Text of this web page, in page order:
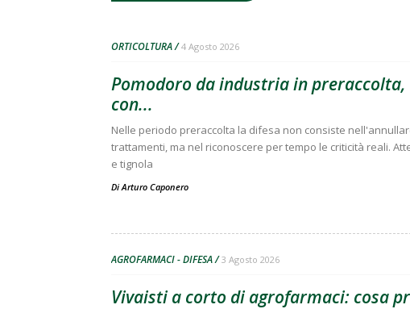
ORTICOLTURA 4 Agosto 2026
Pomodoro da industria in
con...
Nelle periodo preraccolta la difesa non consiste
trattamenti, ma nel riconoscere per tempo le criticità reali.
e tignola
DiArturo Caponero
AGROFARMACI - DIFESA 3 Agosto 2026
Vivaisti a corto di agrofarmaci: cosa